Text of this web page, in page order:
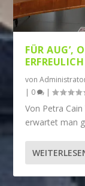
FÜR AUG’,
ERFREULICH
von
| 0 |
Von Petra
erwartet man